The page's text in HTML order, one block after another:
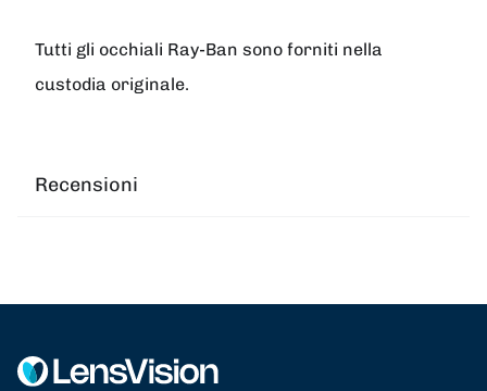
Tutti gli occhiali Ray-Ban sono forniti nella
custodia originale.
Recensioni